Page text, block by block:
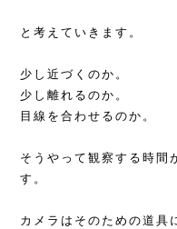
と考えていきます。
少し近づくのか。
少し離れるのか。
目線を合わせるのか。
そうやって観察する時間
す。
カメラはそのための道具